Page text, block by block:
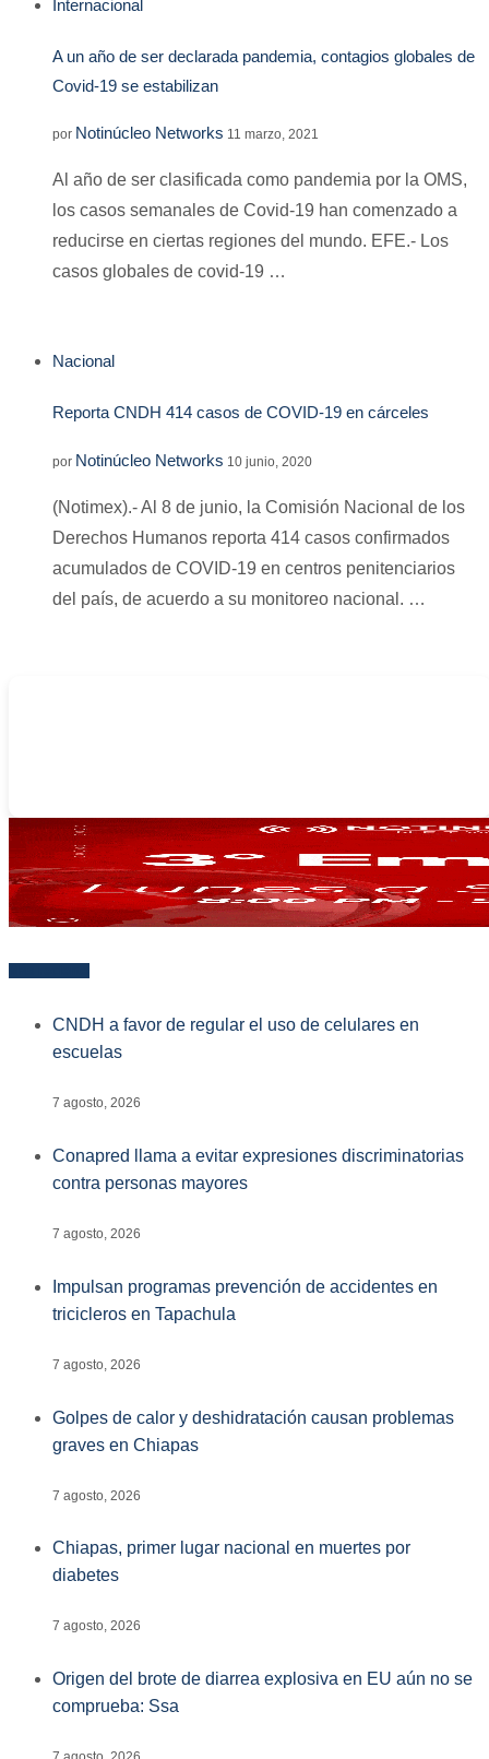
Internacional
A un año de ser declarada pandemia, contagios globales de
Covid-19 se estabilizan
por Notinúcleo Networks 11 marzo, 2021
Al año de ser clasificada como pandemia por la OMS,
los casos semanales de Covid-19 han comenzado a
reducirse en ciertas regiones del mundo. EFE.- Los
casos globales de covid-19 …
Nacional
Reporta CNDH 414 casos de COVID-19 en cárceles
por Notinúcleo Networks 10 junio, 2020
(Notimex).- Al 8 de junio, la Comisión Nacional de los
Derechos Humanos reporta 414 casos confirmados
acumulados de COVID-19 en centros penitenciarios
del país, de acuerdo a su monitoreo nacional. …
CNDH a favor de regular el uso de celulares en
escuelas
7 agosto, 2026
Conapred llama a evitar expresiones discriminatorias
contra personas mayores
7 agosto, 2026
Impulsan programas prevención de accidentes en
tricicleros en Tapachula
7 agosto, 2026
Golpes de calor y deshidratación causan problemas
graves en Chiapas
7 agosto, 2026
Chiapas, primer lugar nacional en muertes por
diabetes
7 agosto, 2026
Origen del brote de diarrea explosiva en EU aún no se
comprueba: Ssa